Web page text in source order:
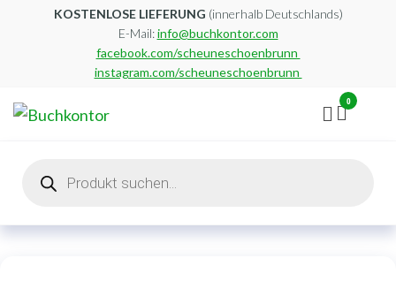
KOSTENLOSE LIEFERUNG (innerhalb Deutschlands)
E-Mail:info@buchkontor.com
facebook.com/scheuneschoenbrunn
instagram.com/scheuneschoenbrunn
0
search